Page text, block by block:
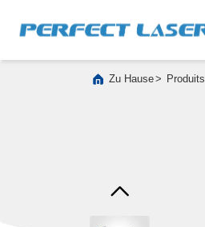
Zu Hause> Produits